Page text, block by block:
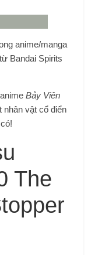
anime/manga
Bandai Spirits
Bảy Viên
nhân vật cổ điển
The